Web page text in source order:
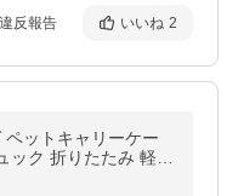
違反報告 いいね 2
ットキャリーケー
ック 折りたたみ 軽量
動 コンパクト